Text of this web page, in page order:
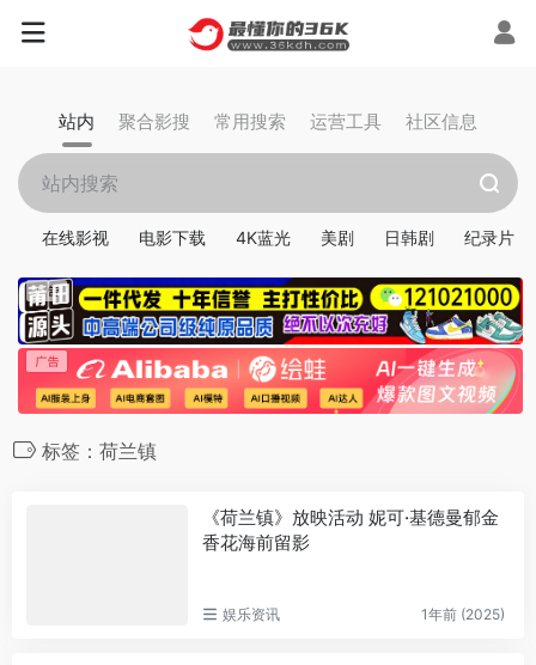
站内 聚合影搜 常用搜索 运营工具 社区信息
在线影视 电影下载 4K蓝光 美剧 日韩剧 纪录片
标签：荷兰镇
《荷兰镇》放映活动 妮可·基德曼郁金
香花海前留影
娱乐资讯 1年前 (2025)